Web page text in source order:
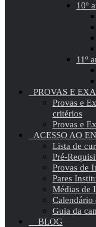
10º
11º
PROVAS E
Provas e
critérios
Provas e
ACESSO AO
Lista de
Pré-
Provas de
Pares
Médias de
Calendário
Guia da
BLOG